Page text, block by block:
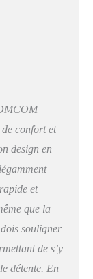
jusqu'à
Idéal pour
la
faire une
pieds
permet
une
À
AVEC LA
relax
de la
filaire
fauteuil de
de confort et
design en
et
que la
souligner
de s’y
détente. En